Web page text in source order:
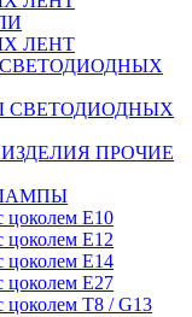
ЛЕНТ
СВЕТОДИОДНЫХ
ПРОЧИЕ
E10
E12
E14
E27
T8 / G13